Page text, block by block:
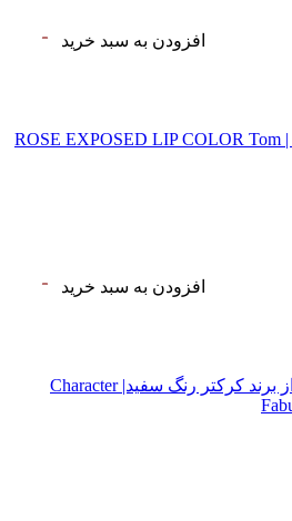
افزودن به سبد خرید
رژلب ROSE EXP تام فورد | ROSE EXPOSED LIP COLOR Tom
افزودن به سبد خرید
مداد چشم ضد آب فبیولس از برند کرکتر رنگ سفید| Character